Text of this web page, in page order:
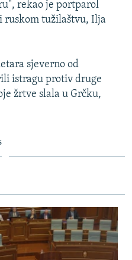
rekao je portparol
ruskom tužilaštvu, Ilja
sjeverno od
istragu protiv druge
žrtve slala u Grčku,